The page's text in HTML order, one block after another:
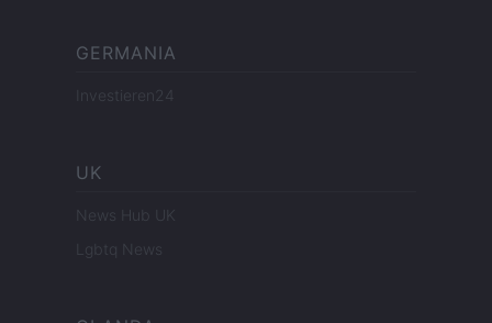
GERMANIA
Investieren24
UK
News Hub UK
Lgbtq News